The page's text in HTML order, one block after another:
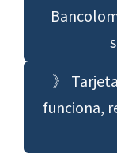
》
funciona,